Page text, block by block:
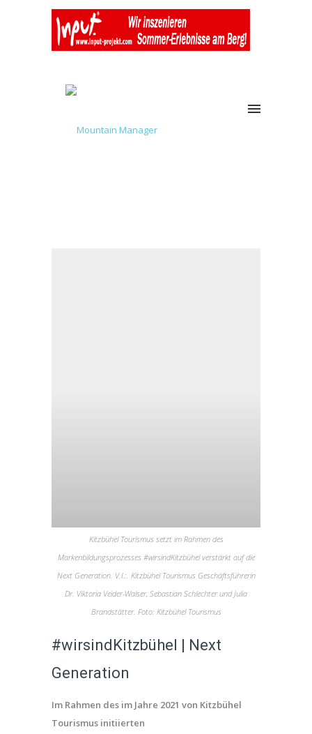
Kitzbühel Tourismus setzt im Rahmen des
Markenbildungsprozesses #wirsindKitzbühel verstärkt auf die
Next Generation. V.l.:. Kitzbühel Tourismus Geschäftsführerin
Dr. Viktoria Veider-Walser, Sebastian Schlechter und Julia
Brandstätter. Foto: Kitzbühel Tourismus
#wirsindKitzbühel | Next
Generation
Im Rahmen des im Jahre 2021 von Kitzbühel
Tourismus initiierten